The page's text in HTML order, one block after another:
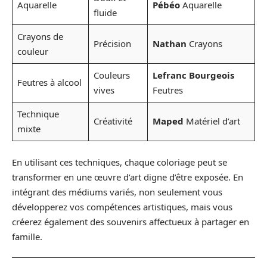
Aquarelle
fluide
PébéoAquarelle
Crayons de
couleur
Précision Nathan Crayons
Feutres à alcool
Couleurs
vives
Lefranc Bourgeois
Feutres
Technique
mixte
Créativité Maped Matériel d’art
En utilisant ces techniques, chaque coloriage peut se
transformer en une œuvre d’art digne d’être exposée. En
intégrant des médiums variés, non seulement vous
développerez vos compétences artistiques, mais vous
créerez également des souvenirs affectueux à partager en
famille.